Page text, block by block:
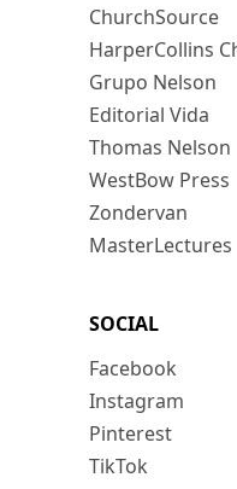
ChurchSource
HarperCollins
Grupo Nelson
Editorial Vida
Thomas Nelson
WestBow Press
Zondervan
MasterLectures
SOCIAL
Facebook
Instagram
Pinterest
TikTok